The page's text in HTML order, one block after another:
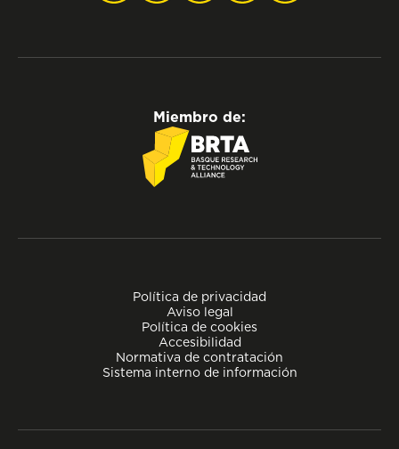
Política de privacidad
Aviso legal
Política de cookies
Accesibilidad
Normativa de contratación
Sistema interno de información
Miembro de: